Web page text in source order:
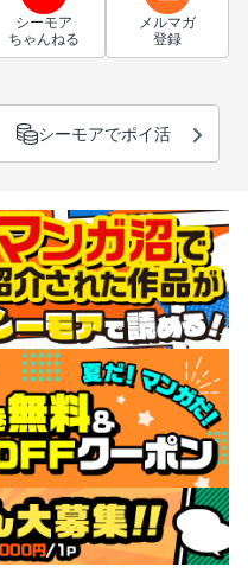
シーモア
ちゃんねる
メルマガ
登録
シーモアでポイ活